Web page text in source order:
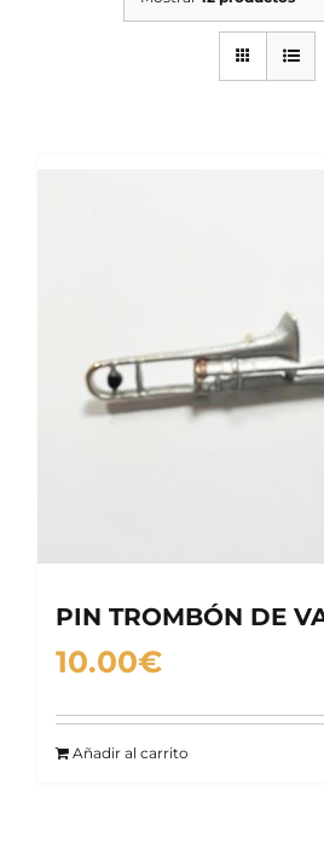
SERVICIOS
PIN TROMBÓN DE
10.00€
Añadir al carrito